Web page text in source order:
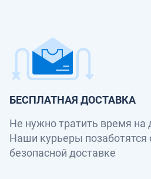
БЕСПЛАТНАЯ ДОСТАВКА
Не нужно тратить время на
Наши курьеры позаботятся
безопасной доставке